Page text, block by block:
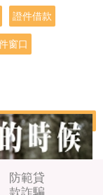
證件借款
窗口
防範貸